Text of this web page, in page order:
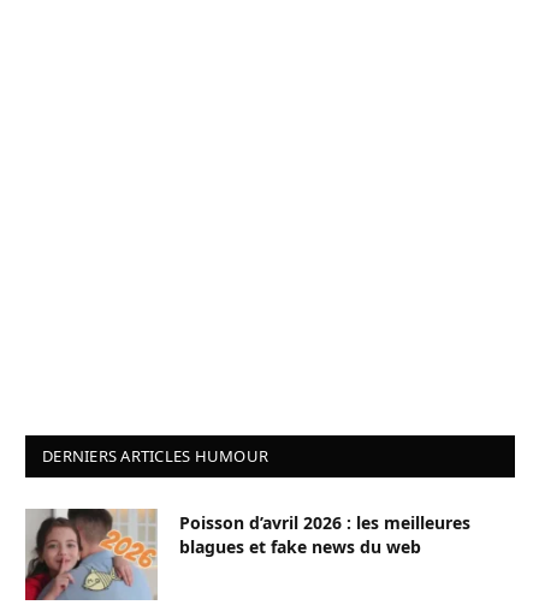
DERNIERS ARTICLES HUMOUR
Poisson d’avril 2026 : les meilleures
blagues et fake news du web